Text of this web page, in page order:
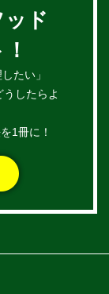
ッド
たい」
うしたらよ
1冊に！